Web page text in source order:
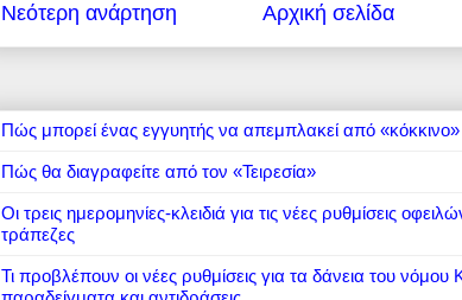
Νεότερη ανάρτηση Αρχική σελίδα
Πώς μπορεί ένας εγγυητής να απεμπλακεί από «κόκκινο»
Πώς θα διαγραφείτε από τον «Τειρεσία»
Οι τρεις ημερομηνίες-κλειδιά για τις νέες ρυθμίσεις
τράπεζες
Τι προβλέπουν οι νέες ρυθμίσεις για τα δάνεια του